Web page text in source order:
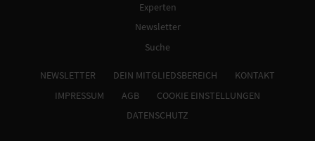
Experten
Newsletter
Suche
NEWSLETTER DEIN MITGLIEDSBEREICH
KONTAKT
IMPRESSUM
AGB
COOKIE EINSTELLUNGEN
DATENSCHUTZ